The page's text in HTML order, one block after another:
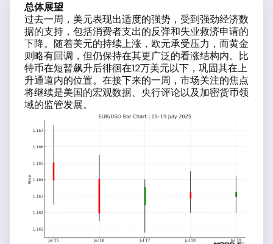
总体展望
过去一周，美元表现出适度的强势，受到强劲经济数
据的支持，包括消费者支出的反弹和失业救济申请的
下降。随着美元的持续上涨，欧元承受压力，而黄金
则略有回调，但仍保持在其更广泛的看涨结构内。比
特币在短暂飙升后徘徊在12万美元以下，巩固其在上
升通道内的位置。在接下来的一周，市场关注的焦点
将继续是美国的宏观数据、央行评论以及加密货币领
域的监管发展。